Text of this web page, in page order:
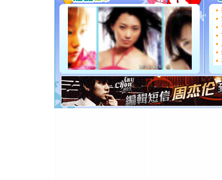
你太多，
要平安
[圣诞节]
能正大
都要快乐
[圣诞节]
如意,快
[元旦]看
断电。爱
你是我专
[元旦]如